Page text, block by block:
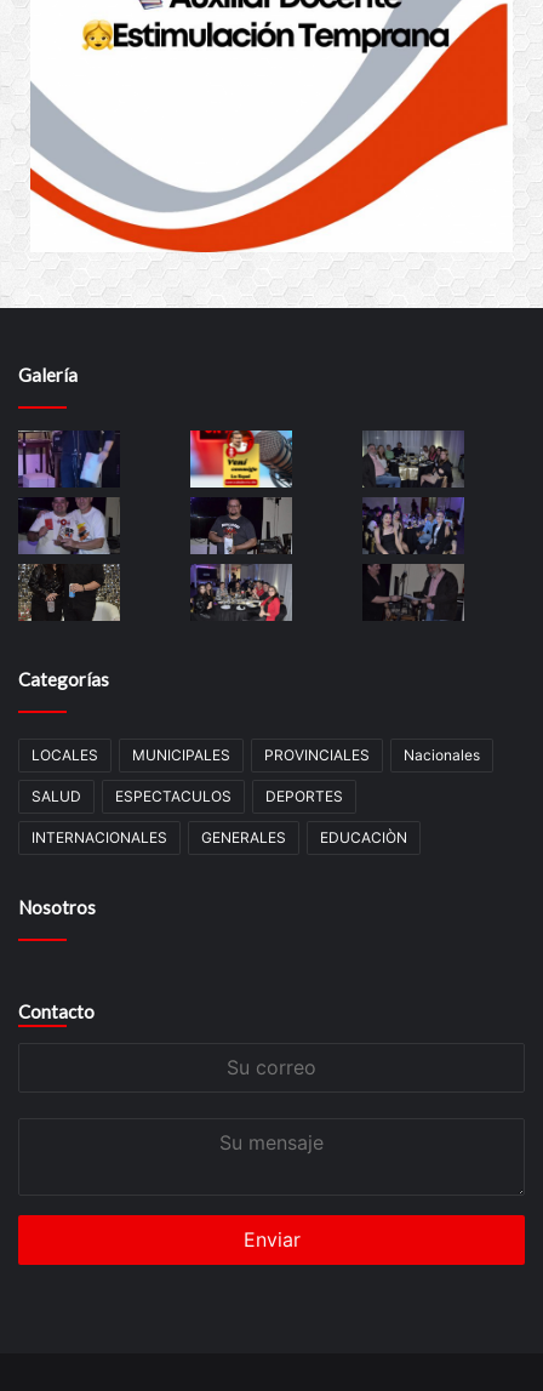
Galería
Categorías
LOCALES MUNICIPALES PROVINCIALES Nacionales
SALUD ESPECTACULOS DEPORTES
INTERNACIONALES GENERALES EDUCACIÒN
Nosotros
Contacto